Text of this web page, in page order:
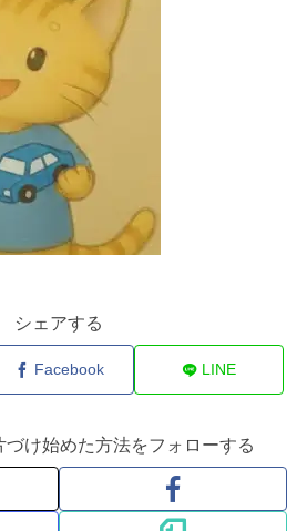
シェアする
Facebook LINE
づけ始めた方法をフォローする